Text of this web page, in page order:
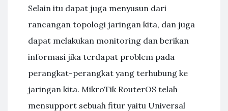
Selain itu dapat juga menyusun dari
rancangan topologi jaringan kita, dan juga
dapat melakukan monitoring dan berikan
informasi jika terdapat problem pada
perangkat-perangkat yang terhubung ke
jaringan kita. MikroTik RouterOS telah
mensupport sebuah fitur yaitu Universal